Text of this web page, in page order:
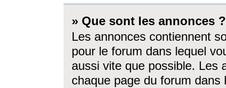
» Que sont les annonces ?
Les annonces contiennent
pour le forum dans lequel
aussi vite que possible. Les
chaque page du forum dans